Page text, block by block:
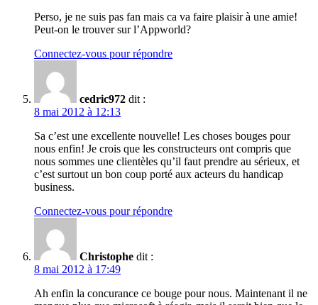
Perso, je ne suis pas fan mais ca va faire plaisir à une amie!
Peut-on le trouver sur l’Appworld?
Connectez-vous pour répondre
cedric972 dit :
8 mai 2012 à 12:13
Sa c’est une excellente nouvelle! Les choses bouges pour
nous enfin! Je crois que les constructeurs ont compris que
nous sommes une clientèles qu’il faut prendre au sérieux, et
c’est surtout un bon coup porté aux acteurs du handicap
business.
Connectez-vous pour répondre
Christophe dit :
8 mai 2012 à 17:49
Ah enfin la concurance ce bouge pour nous. Maintenant il ne